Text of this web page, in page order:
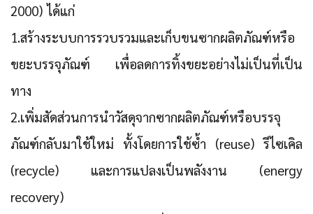
2000) ได้แก่
1.สร้างระบบการรวบรวมและเก็บขนซากผลิตภัณฑ์หรือ
ขยะบรรจุภัณฑ์ เพื่อลดการทิ้งขยะอย่างไม่เป็นที่เป็น
ทาง
2.เพิ่มสัดส่วนการนำวัสดุจากซากผลิตภัณฑ์หรือบรรจุ
ภัณฑ์กลับมาใช้ใหม่ ทั้งโดยการใช้ซ้ำ (reuse) รีไซเคิล
(recycle) และการแปลงเป็นพลังงาน (energy
recovery)